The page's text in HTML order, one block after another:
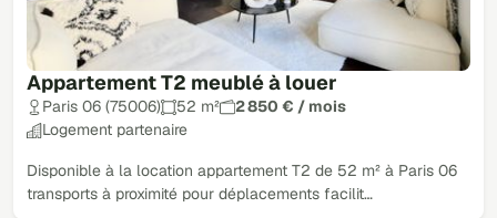
Appartement T2 meublé à louer
Paris 06 (75006) 52 m²
2 850 € / mois
Logement partenaire
Disponible à la location appartement T2 de 52 m² à Paris 06
transports à proximité pour déplacements facilit…